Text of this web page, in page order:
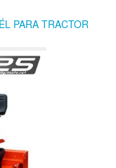
PARA TRACTOR